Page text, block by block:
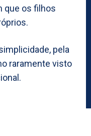
que os filhos
pela
raramente visto